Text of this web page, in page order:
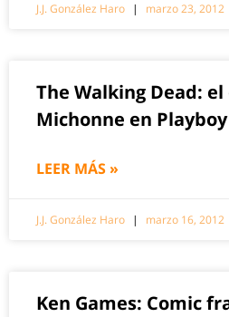
J.J. González Haro marzo 23, 2012
The Walking Dead:
Michonne en Playboy
LEER MÁS »
J.J. González Haro marzo 16, 2012
Ken Games: Comic